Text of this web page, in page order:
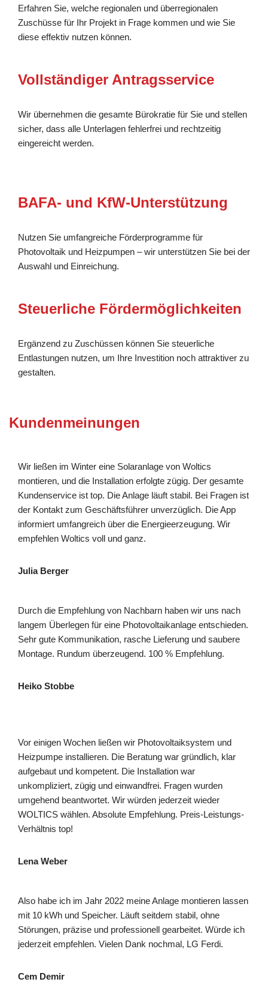
Erfahren Sie, welche regionalen und überregionalen
Zuschüsse für Ihr Projekt in Frage kommen und wie Sie
diese effektiv nutzen können.
Vollständiger Antragsservice
Wir übernehmen die gesamte Bürokratie für Sie und stellen
sicher, dass alle Unterlagen fehlerfrei und rechtzeitig
eingereicht werden.
BAFA- und KfW-Unterstützung
Nutzen Sie umfangreiche Förderprogramme für
Photovoltaik und Heizpumpen – wir unterstützen Sie bei der
Auswahl und Einreichung.
Steuerliche Fördermöglichkeiten
Ergänzend zu Zuschüssen können Sie steuerliche
Entlastungen nutzen, um Ihre Investition noch attraktiver zu
gestalten.
Kundenmeinungen
Wir ließen im Winter eine Solaranlage von Woltics
montieren, und die Installation erfolgte zügig. Der gesamte
Kundenservice ist top. Die Anlage läuft stabil. Bei Fragen ist
der Kontakt zum Geschäftsführer unverzüglich. Die App
informiert umfangreich über die Energieerzeugung. Wir
empfehlen Woltics voll und ganz.
Julia Berger
Durch die Empfehlung von Nachbarn haben wir uns nach
langem Überlegen für eine Photovoltaikanlage entschieden.
Sehr gute Kommunikation, rasche Lieferung und saubere
Montage. Rundum überzeugend. 100 % Empfehlung.
Heiko Stobbe
Vor einigen Wochen ließen wir Photovoltaiksystem und
Heizpumpe installieren. Die Beratung war gründlich, klar
aufgebaut und kompetent. Die Installation war
unkompliziert, zügig und einwandfrei. Fragen wurden
umgehend beantwortet. Wir würden jederzeit wieder
WOLTICS wählen. Absolute Empfehlung. Preis-Leistungs-
Verhältnis top!
Lena Weber
Also habe ich im Jahr 2022 meine Anlage montieren lassen
mit 10 kWh und Speicher. Läuft seitdem stabil, ohne
Störungen, präzise und professionell gearbeitet. Würde ich
jederzeit empfehlen. Vielen Dank nochmal, LG Ferdi.
Cem Demir